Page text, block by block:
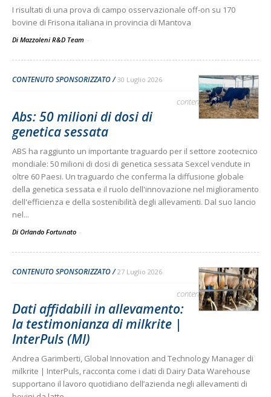
I risultati di una prova di campo osservazionale off-on su 170
bovine di Frisona italiana in provincia di Mantova
Di Mazzoleni R&D Team -
CONTENUTO SPONSORIZZATO 30 Luglio 2026
contenuto sponsorizzato
Abs: 50 milioni di dosi di
genetica sessata
ABS ha raggiunto un importante traguardo per il settore zootecnico
mondiale: 50 milioni di dosi di genetica sessata Sexcel vendute in
oltre 60 Paesi. Un traguardo che conferma la diffusione globale
della genetica sessata e il ruolo dell'innovazione nel miglioramento
dell'efficienza e della sostenibilità degli allevamenti. Dal suo lancio
nel...
Di Orlando Fortunato -
CONTENUTO SPONSORIZZATO 27 Luglio 2026
contenuto sponsorizzato
Dati affidabili in allevamento:
la testimonianza di milkrite |
InterPuls (MI)
Andrea Garimberti, Global Innovation and Technology Manager di
milkrite | InterPuls, racconta come i dati di Dairy Data Warehouse
supportano il lavoro quotidiano dell’azienda negli allevamenti di